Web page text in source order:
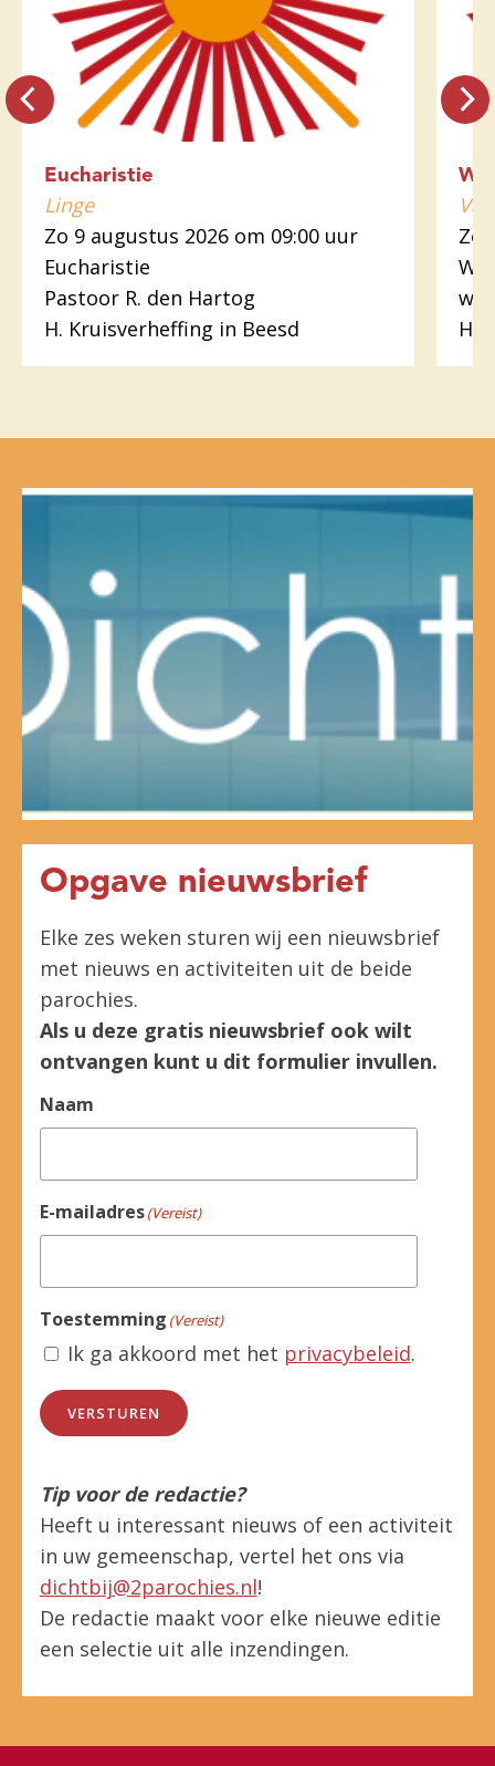
Eucharistie
Linge
Zo 9 augustus 2026 om 09:00 uur
Eucharistie
Pastoor R. den Hartog
H. Kruisverheffing in Beesd
Zo
Opgave nieuwsbrief
Elke zes weken sturen wij een nieuwsbrief
met nieuws en activiteiten uit de beide
parochies.
Als u deze gratis nieuwsbrief ook wilt
ontvangen kunt u dit formulier invullen.
Naam
E-mailadres(Vereist)
Toestemming (Vereist)
Ik ga akkoord met het privacybeleid.
VERSTUREN
Tip voor de redactie?
Heeft u interessant nieuws of een activiteit
in uw gemeenschap, vertel het ons via
dichtbij@2parochies.nl!
De redactie maakt voor elke nieuwe editie
een selectie uit alle inzendingen.